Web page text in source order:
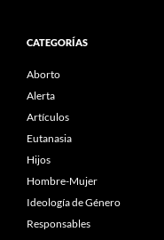
CATEGORÍAS
Aborto
Alerta
Artículos
Eutanasia
Hijos
Hombre-Mujer
Ideología de Género
Responsables